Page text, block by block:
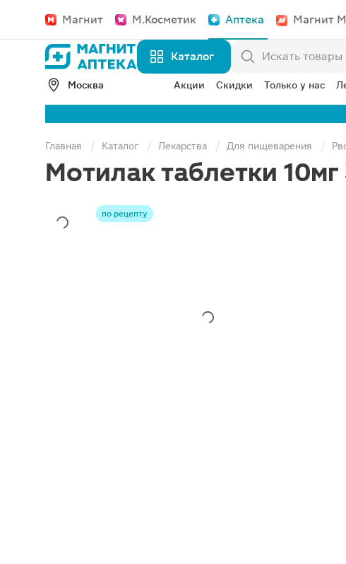
Магнит М.Косметик Аптека Магнит
Каталог
Москва Акции Скидки Только у нас
Главная Каталог Лекарства Для пищеварения
Мотилак таблетки
по рецепту